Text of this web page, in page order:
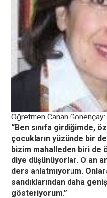
Öğretmen Canan Gönençay:
“Ben sınıfa girdiğimde,
çocukların yüzünde bir
bizim mahalleden biri de
diye düşünüyorlar. O an
ders anlatmıyorum.
sandıklarından daha
gösteriyorum.”